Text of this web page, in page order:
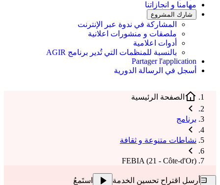
مهامنا و انجازاتنا
شارك المشروع
المشاركة في ندوة عبر الإنترنت
ملصقات و منشورات اعلانية
أدوات اعلامية
بالنسبة للمنظمات التي تُدير برنامج AGIR
Partager l'application
أسجل في الرسالة الدورية
الصفحة الرئيسية
برنامج
نشاطات متنوعة و ثقافة
FEBIA (21 - Côte-d'Or)
أرسل اقتراح تحسين الخدمة استَمعُ